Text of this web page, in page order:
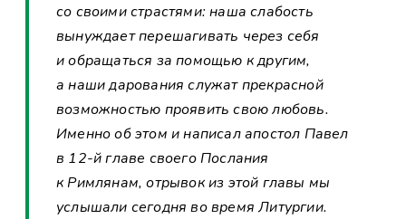
со своими страстями: наша слабость
вынуждает перешагивать через себя
и обращаться за помощью к другим,
а наши дарования служат прекрасной
возможностью проявить свою любовь.
Именно об этом и написал апостол Павел
в 12-й главе своего Послания
к Римлянам, отрывок из этой главы мы
услышали сегодня во время Литургии.